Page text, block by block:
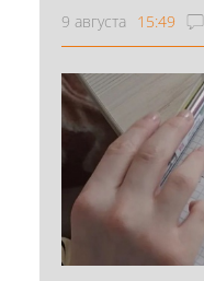
9 августа 15:49